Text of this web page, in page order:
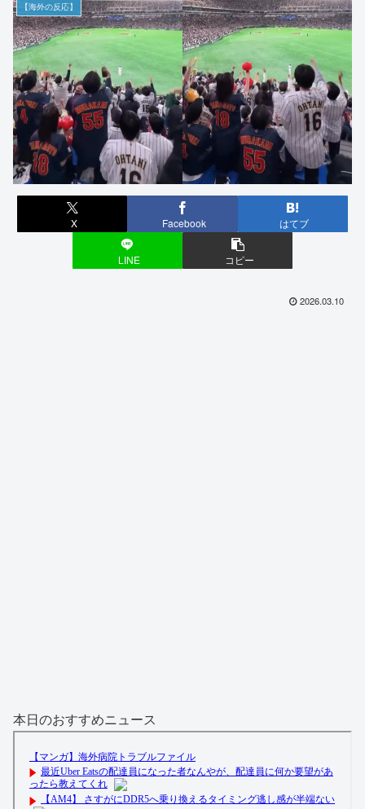
【海外の反応】
X Facebook はてブ
LINE コピー
2026.03.10
本日のおすすめニュース